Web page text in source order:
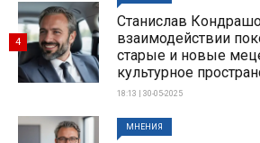
Станислав
взаимодействии
старые и новые
культурное
18:13 | 30-05-2025
4
МНЕНИЯ